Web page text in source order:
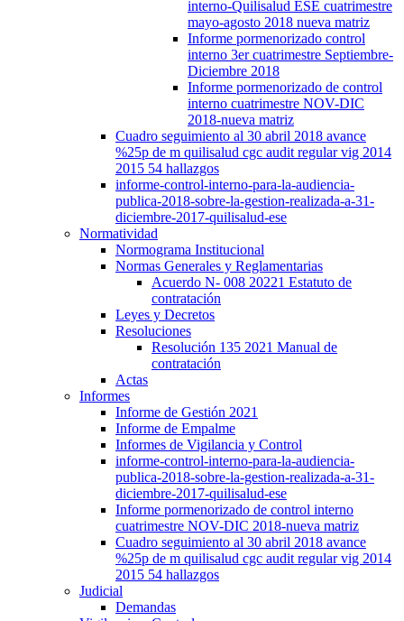
interno-Quilisalud ESE cuatrimestre
mayo-agosto 2018 nueva matriz
Informe pormenorizado control
interno 3er cuatrimestre Septiembre-
Diciembre 2018
Informe pormenorizado de control
interno cuatrimestre NOV-DIC
2018-nueva matriz
Cuadro seguimiento al 30 abril 2018 avance
%25p de m quilisalud cgc audit regular vig 2014
2015 54 hallazgos
informe-control-interno-para-la-audiencia-
publica-2018-sobre-la-gestion-realizada-a-31-
diciembre-2017-quilisalud-ese
Normatividad
Normograma Institucional
Normas Generales y Reglamentarias
Acuerdo N- 008 20221 Estatuto de
contratación
Leyes y Decretos
Resoluciones
Resolución 135 2021 Manual de
contratación
Actas
Informes
Informe de Gestión 2021
Informe de Empalme
Informes de Vigilancia y Control
informe-control-interno-para-la-audiencia-
publica-2018-sobre-la-gestion-realizada-a-31-
diciembre-2017-quilisalud-ese
Informe pormenorizado de control interno
cuatrimestre NOV-DIC 2018-nueva matriz
Cuadro seguimiento al 30 abril 2018 avance
%25p de m quilisalud cgc audit regular vig 2014
2015 54 hallazgos
Judicial
Demandas